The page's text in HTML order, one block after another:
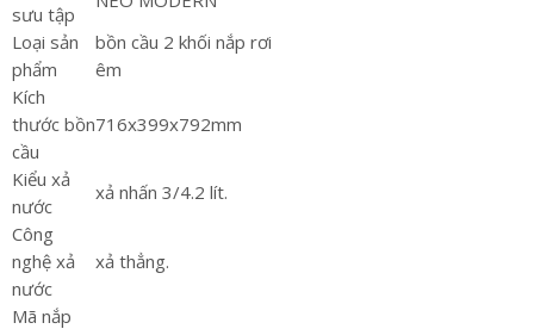
sưu tập
Loại sản
phẩm
bồn cầu 2 khối nắp rơi
êm
Kích
thước bồn
cầu
716x399x792mm
Kiểu xả
nước
xả nhấn 3/4.2 lít.
Công
nghệ xả
nước
xả thẳng.
Mã nắp